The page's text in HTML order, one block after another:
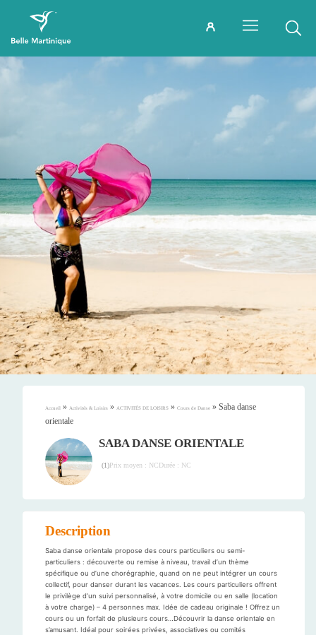
Accueil » Activités & Loisirs » ACTIVITÉS DE LOISIRS » Cours de Danse » Saba danse
orientale
SABA DANSE ORIENTALE
(1)Prix moyen : NCDurée : NC
Description
Saba danse orientale propose des cours particuliers ou semi-
particuliers : découverte ou remise à niveau, travail d’un thème
spécifique ou d’une chorégraphie, quand on ne peut intégrer un cours
collectif, pour danser durant les vacances. Les cours particuliers offrent
le privilège d’un suivi personnalisé, à votre domicile ou en salle (location
à votre charge) – 4 personnes max. Idée de cadeau originale ! Offrez un
cours ou un forfait de plusieurs cours…Découvrir la danse orientale en
s’amusant. Idéal pour soirées privées, associatives ou comités